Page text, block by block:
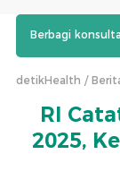
Berbagi
detikHealth
RI
2025,